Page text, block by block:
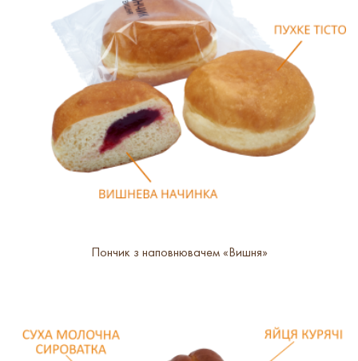
Пончик з наповнювачем «Вишня»